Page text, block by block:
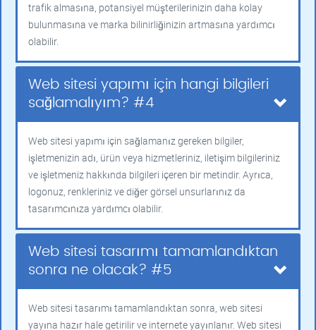
trafik almasına, potansiyel müşterilerinizin daha kolay
bulunmasına ve marka bilinirliğinizin artmasına yardımcı
olabilir.
Web sitesi yapımı için hangi bilgileri
sağlamalıyım? #4
Web sitesi yapımı için sağlamanız gereken bilgiler,
işletmenizin adı, ürün veya hizmetleriniz, iletişim bilgileriniz
ve işletmeniz hakkında bilgileri içeren bir metindir. Ayrıca,
logonuz, renkleriniz ve diğer görsel unsurlarınız da
tasarımcınıza yardımcı olabilir.
Web sitesi tasarımı tamamlandıktan
sonra ne olacak? #5
Web sitesi tasarımı tamamlandıktan sonra, web sitesi
yayına hazır hale getirilir ve internete yayınlanır. Web sitesi